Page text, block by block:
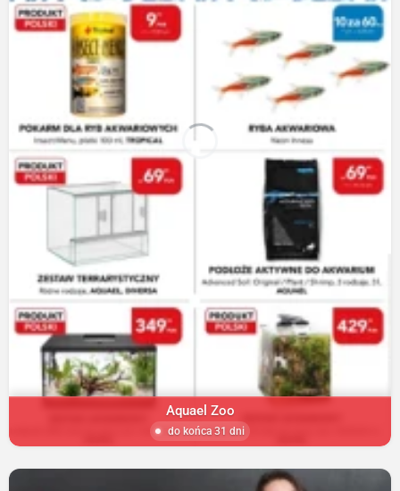
Aquael Zoo
do końca 31 dni